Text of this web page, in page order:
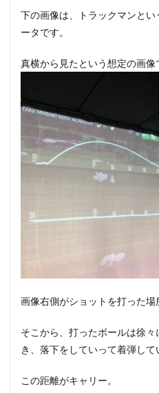
ドで
使っ
てみ
3
って
きた
ら自
分の
キャ
で
め
下の画像は、トラックマンと
ータです。
真横から見たという想定の画像
画像右側がショットを打った場
そこから、打ったボールは徐
き、落下をしていって着弾して
この距離がキャリー。